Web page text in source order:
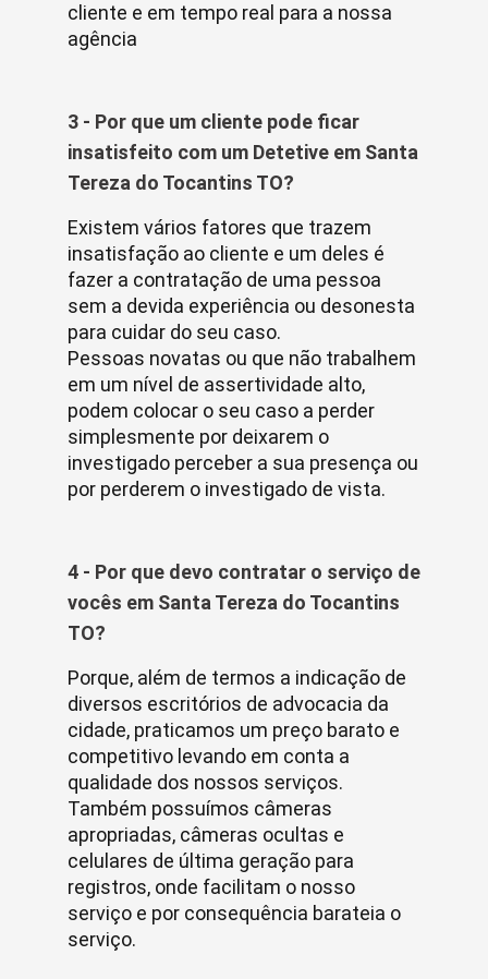
cliente e em tempo real para a nossa
agência
3 - Por que um cliente pode ficar
insatisfeito com um Detetive em Santa
Tereza do Tocantins TO?
Existem vários fatores que trazem
insatisfação ao cliente e um deles é
fazer a contratação de uma pessoa
sem a devida experiência ou desonesta
para cuidar do seu caso.
Pessoas novatas ou que não trabalhem
em um nível de assertividade alto,
podem colocar o seu caso a perder
simplesmente por deixarem o
investigado perceber a sua presença ou
por perderem o investigado de vista.
4 - Por que devo contratar o serviço de
vocês em Santa Tereza do Tocantins
TO?
Porque, além de termos a indicação de
diversos escritórios de advocacia da
cidade, praticamos um preço barato e
competitivo levando em conta a
qualidade dos nossos serviços.
Também possuímos câmeras
apropriadas, câmeras ocultas e
celulares de última geração para
registros, onde facilitam o nosso
serviço e por consequência barateia o
serviço.